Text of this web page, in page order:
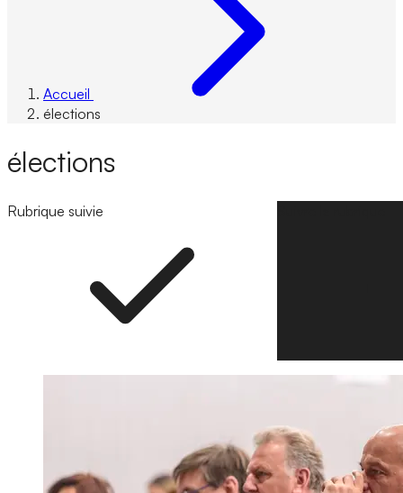
Accueil
élections
élections
Rubrique suivie